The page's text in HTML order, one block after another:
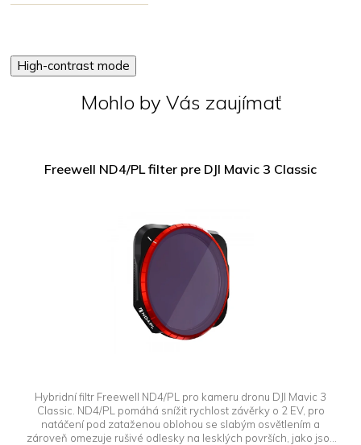
High-contrast mode
Mohlo by Vás zaujímať
Freewell ND4/PL filter pre DJI Mavic 3 Classic
Hybridní filtr Freewell ND4/PL pro kameru dronu DJI Mavic 3
Classic. ND4/PL pomáhá snížit rychlost závěrky o 2 EV, pro
natáčení pod zataženou oblohou se slabým osvětlením a
zároveň omezuje rušivé odlesky na lesklých površích, jako jsou